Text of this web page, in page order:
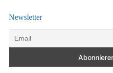
Newsletter